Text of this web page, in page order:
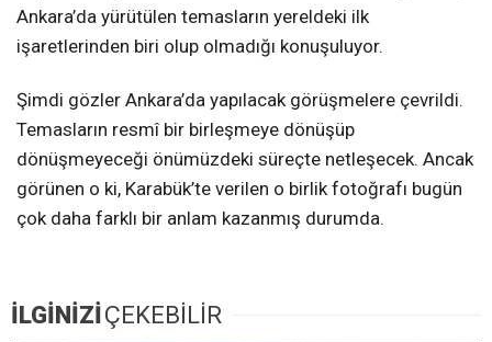
Ankara’da yürütülen temasların yereldeki ilk
işaretlerinden biri olup olmadığı konuşuluyor.
Şimdi gözler Ankara’da yapılacak görüşmelere çevrildi.
Temasların resmî bir birleşmeye dönüşüp
dönüşmeyeceği önümüzdeki süreçte netleşecek. Ancak
görünen o ki, Karabük’te verilen o birlik fotoğrafı bugün
çok daha farklı bir anlam kazanmış durumda.
İLGİNİZİÇEKEBİLİR